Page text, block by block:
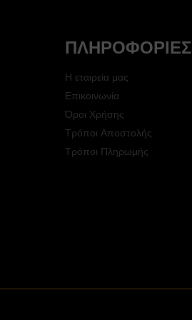
ΠΛΗΡΟΦΟΡΊΕΣ
Η εταιρεία μας
Επικοινωνία
Όροι Χρήσης
Τρόποι Αποστολής
Τρόποι Πληρωμής